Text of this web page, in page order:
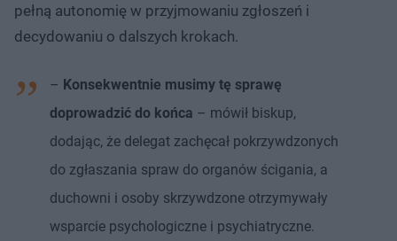
pełną autonomię w przyjmowaniu zgłoszeń i
decydowaniu o dalszych krokach.
– Konsekwentnie musimy tę sprawę
doprowadzić do końca – mówił biskup,
dodając, że delegat zachęcał pokrzywdzonych
do zgłaszania spraw do organów ścigania, a
duchowni i osoby skrzywdzone otrzymywały
wsparcie psychologiczne i psychiatryczne.